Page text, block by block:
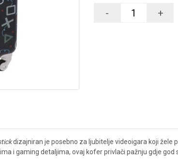
- +
dizajniran je posebno za ljubitelje videoigara koji
i gaming detaljima, ovaj kofer privlači pažnju gdje god